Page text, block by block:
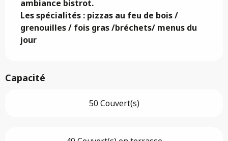
ambiance bistrot.
Les spécialités : pizzas au feu de bois /
grenouilles / fois gras /bréchets/ menus du
jour
Capacité
50 Couvert(s)